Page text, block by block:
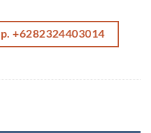
+6282324403014